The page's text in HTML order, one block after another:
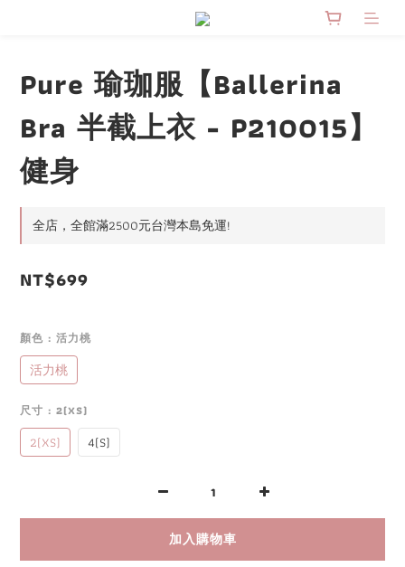
Pure 瑜珈服【Ballerina
Bra 半截上衣 - P210015】
健身
全店，全館滿2500元台灣本島免運!
NT$699
顏色 : 活力桃
活力桃
尺寸 : 2(XS)
2(XS) 4(S)
加入購物車